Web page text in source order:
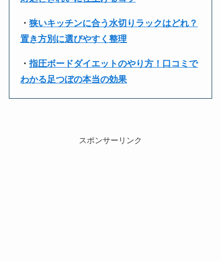
・狭いキッチンに合う水切りラックはどれ？
置き方別に選びやすく整理
・指圧ボードダイエットのやり方！口コミで
わかる足つぼの本当の効果
スポンサーリンク